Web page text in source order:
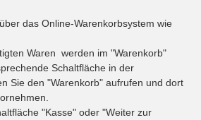
das Online-Warenkorbsystem wie
Waren werden im "Warenkorb"
Schaltfläche in der
Sie den "Warenkorb" aufrufen und dort
"Kasse" oder "Weiter zur